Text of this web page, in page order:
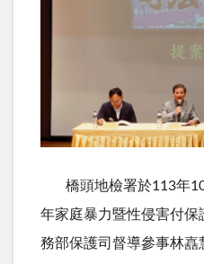
橋頭地檢署於113年
年家庭暴力暨性侵害付
務部保護司督導參事林